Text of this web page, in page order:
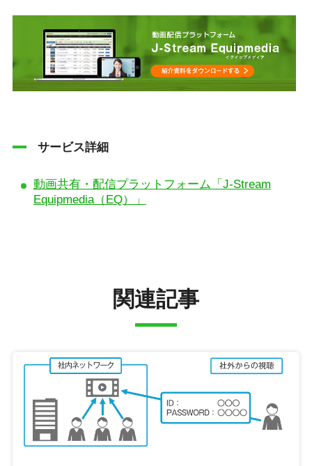
サービス詳細
動画共有・配信プラットフォーム「J-Stream
Equipmedia（EQ）」
関連記事